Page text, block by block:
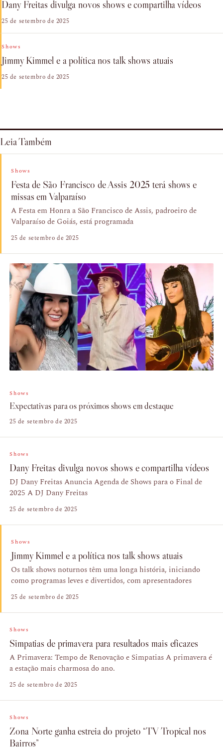
Dany Freitas divulga novos shows e compartilha vídeos
25 de setembro de 2025
Shows
Jimmy Kimmel e a política nos talk shows atuais
25 de setembro de 2025
Leia Também
Shows
Festa de São Francisco de Assis 2025 terá shows e
missas em Valparaíso
A Festa em Honra a São Francisco de Assis, padroeiro de
Valparaíso de Goiás, está programada
25 de setembro de 2025
Shows
Expectativas para os próximos shows em destaque
25 de setembro de 2025
Shows
Dany Freitas divulga novos shows e compartilha vídeos
DJ Dany Freitas Anuncia Agenda de Shows para o Final de
2025 A DJ Dany Freitas
25 de setembro de 2025
Shows
Jimmy Kimmel e a política nos talk shows atuais
Os talk shows noturnos têm uma longa história, iniciando
como programas leves e divertidos, com apresentadores
25 de setembro de 2025
Shows
Simpatias de primavera para resultados mais eficazes
A Primavera: Tempo de Renovação e Simpatias A primavera é
a estação mais charmosa do ano.
25 de setembro de 2025
Shows
Zona Norte ganha estreia do projeto “TV Tropical nos
Bairros”